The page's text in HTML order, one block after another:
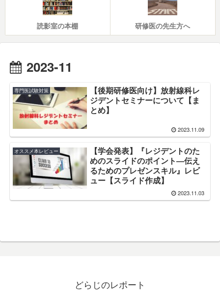
読影室の本棚 研修医の先生方へ
2023-11
専門医試験対策
【後期研修医向け】放射線科レ
ジデントセミナーについて【ま
とめ】
2023.11.09
オススメ本レビュー
【学会発表】『レジデントのた
めのスライドのポイント―伝え
るためのプレゼンスキル』レビ
ュー【スライド作成】
2023.11.03
どらじのレポート